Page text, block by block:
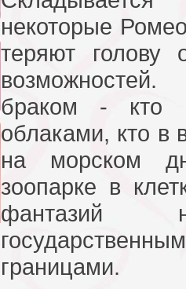
некоторые
теряют голову
браком - кто
облаками, кто в
на морском
зоопарке в
фантазий
границами.